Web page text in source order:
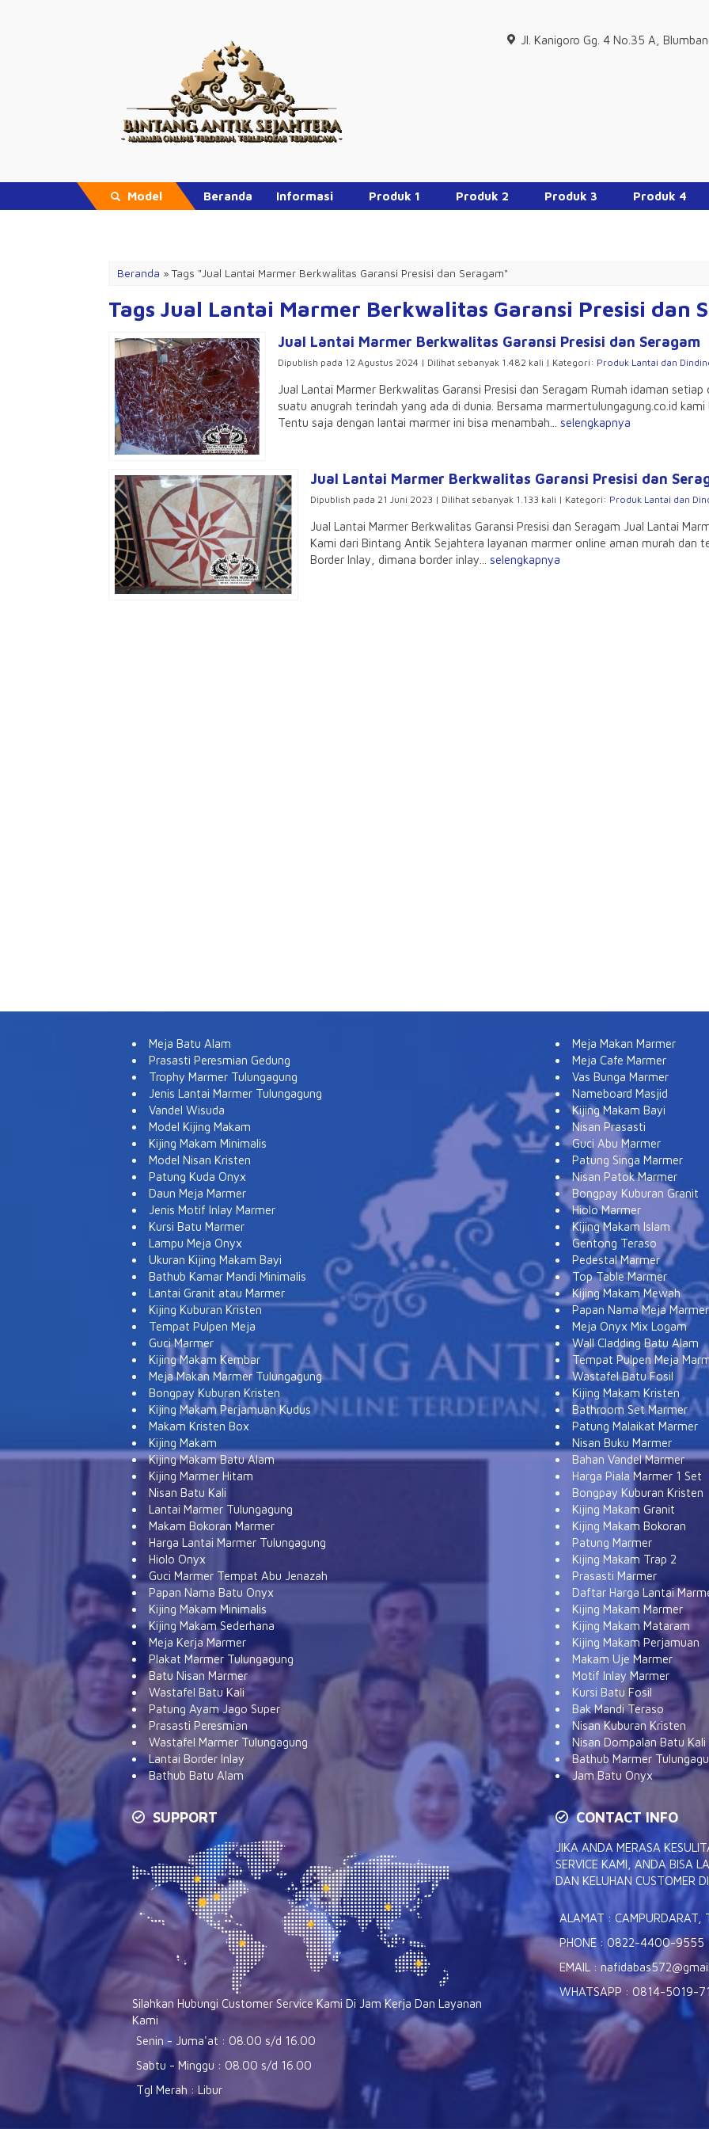
Jl. Kanigoro Gg. 4 No.35 A,
Model Beranda Informasi Produk 1 Produk 2 Produk 3 Produk 4
Beranda »Tags "Jual Lantai Marmer Berkwalitas Garansi Presisi dan Seragam"
Tags Jual Lantai Marmer Berkwalitas Garansi Presisi dan
Jual Lantai Marmer Berkwalitas Garansi Presisi dan Seragam
Dipublish pada 12 Agustus 2024 | Dilihat sebanyak 1.482 kali | Kategori: Produk Lantai dan
Jual Lantai Marmer Berkwalitas Garansi Presisi dan Seragam Rumah idaman
suatu anugrah terindah yang ada di dunia. Bersama marmertulungagung.co.id
Tentu saja dengan lantai marmer ini bisa menambah... selengkapnya
Jual Lantai Marmer Berkwalitas Garansi Presisi dan
Dipublish pada 21 Juni 2023 | Dilihat sebanyak 1.133 kali | Kategori: Produk Lantai dan
Jual Lantai Marmer Berkwalitas Garansi Presisi dan Seragam Jual Lantai
Kami dari Bintang Antik Sejahtera layanan marmer online aman murah dan
Border Inlay, dimana border inlay... selengkapnya
Meja Batu Alam
Prasasti Peresmian Gedung
Trophy Marmer Tulungagung
Jenis Lantai Marmer Tulungagung
Vandel Wisuda
Model Kijing Makam
Kijing Makam Minimalis
Model Nisan Kristen
Patung Kuda Onyx
Daun Meja Marmer
Jenis Motif Inlay Marmer
Kursi Batu Marmer
Lampu Meja Onyx
Ukuran Kijing Makam Bayi
Bathub Kamar Mandi Minimalis
Lantai Granit atau Marmer
Kijing Kuburan Kristen
Tempat Pulpen Meja
Guci Marmer
Kijing Makam Kembar
Meja Makan Marmer Tulungagung
Bongpay Kuburan Kristen
Kijing Makam Perjamuan Kudus
Makam Kristen Box
Kijing Makam
Kijing Makam Batu Alam
Kijing Marmer Hitam
Nisan Batu Kali
Lantai Marmer Tulungagung
Makam Bokoran Marmer
Harga Lantai Marmer Tulungagung
Hiolo Onyx
Guci Marmer Tempat Abu Jenazah
Papan Nama Batu Onyx
Kijing Makam Minimalis
Kijing Makam Sederhana
Meja Kerja Marmer
Plakat Marmer Tulungagung
Batu Nisan Marmer
Wastafel Batu Kali
Patung Ayam Jago Super
Prasasti Peresmian
Wastafel Marmer Tulungagung
Lantai Border Inlay
Bathub Batu Alam
SUPPORT
Silahkan Hubungi Customer Service Kami Di Jam Kerja Dan Layanan
Kami
Senin - Juma'at : 08.00 s/d 16.00
Sabtu - Minggu : 08.00 s/d 16.00
Tgl Merah : Libur
Meja Makan Marmer
Meja Cafe Marmer
Vas Bunga Marmer
Nameboard Masjid
Kijing Makam Bayi
Nisan Prasasti
Guci Abu Marmer
Patung Singa Marmer
Nisan Patok Marmer
Bongpay Kuburan Granit
Hiolo Marmer
Kijing Makam Islam
Gentong Teraso
Pedestal Marmer
Top Table Marmer
Kijing Makam Mewah
Papan Nama Meja Marmer
Meja Onyx Mix Logam
Wall Cladding Batu Alam
Tempat Pulpen Meja
Wastafel Batu Fosil
Kijing Makam Kristen
Bathroom Set Marmer
Patung Malaikat Marmer
Nisan Buku Marmer
Bahan Vandel Marmer
Harga Piala Marmer 1 Set
Bongpay Kuburan Kristen
Kijing Makam Granit
Kijing Makam Bokoran
Patung Marmer
Kijing Makam Trap 2
Prasasti Marmer
Daftar Harga Lantai
Kijing Makam Marmer
Kijing Makam Mataram
Kijing Makam Perjamuan
Makam Uje Marmer
Motif Inlay Marmer
Kursi Batu Fosil
Bak Mandi Teraso
Nisan Kuburan Kristen
Nisan Dompalan Batu Kali
Bathub Marmer
Jam Batu Onyx
CONTACT INFO
JIKA ANDA MERASA
SERVICE KAMI, ANDA BISA
DAN KELUHAN CUSTOMER
ALAMAT : CAMPURDARAT,
PHONE : 0822-4400-9555
EMAIL :
WHATSAPP : 0814-5019-